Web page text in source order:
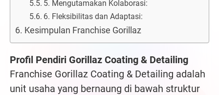
5. Mengutamakan Kolaborasi:
6. Fleksibilitas dan Adaptasi:
Kesimpulan Franchise Gorillaz
Profil Pendiri Gorillaz Coating & Detailing
Franchise Gorillaz Coating & Detailing adalah
unit usaha yang bernaung di bawah struktur